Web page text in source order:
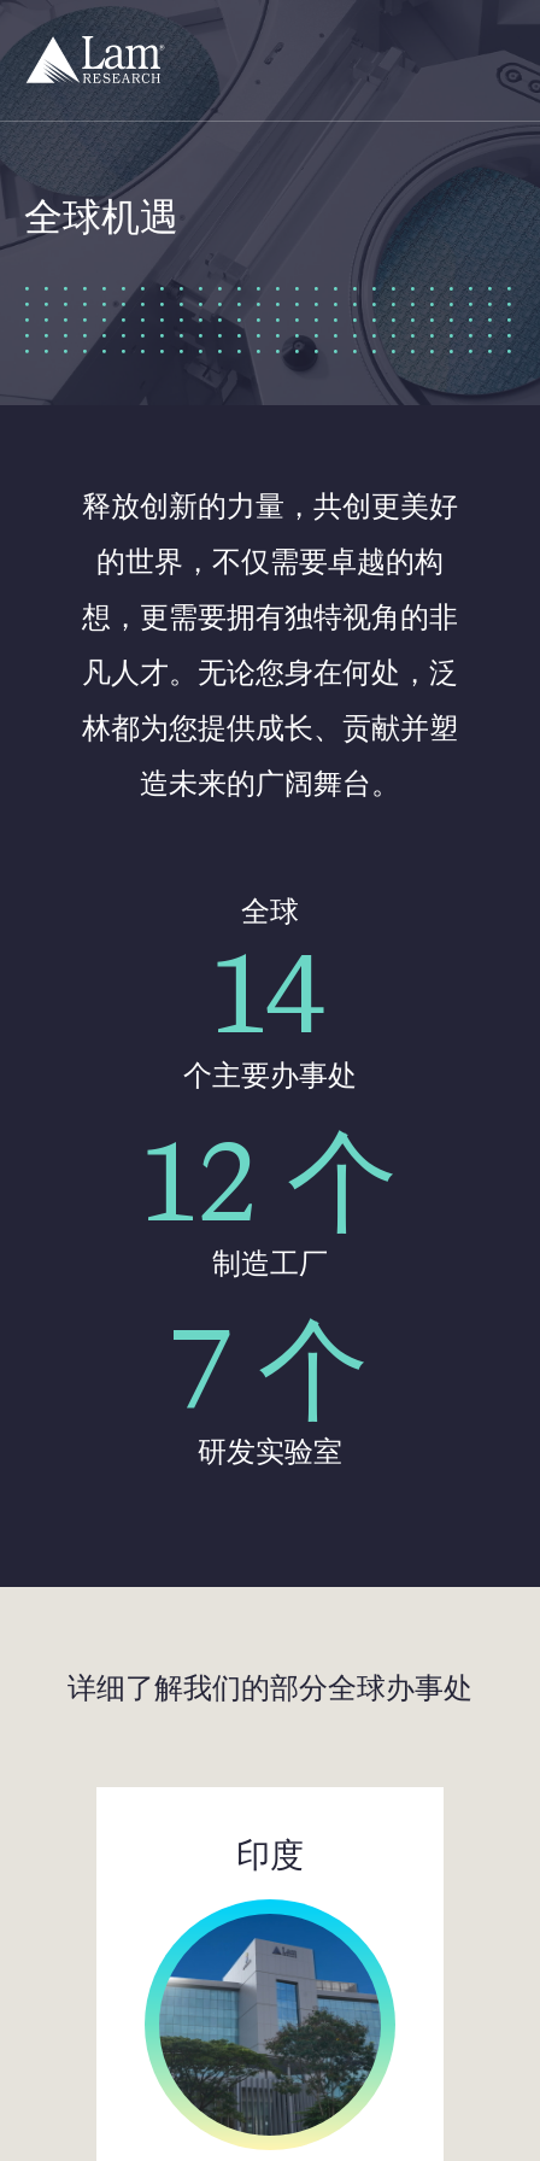
跳
内
容
全球机遇
释放创新的力量，共创更美好
的世界，不仅需要卓越的构
想，更需要拥有独特视角的非
凡人才。无论您身在何处，泛
林都为您提供成长、贡献并塑
造未来的广阔舞台。
全球
14
个主要办事处
12 个
制造工厂
7 个
研发实验室
详细了解我们的部分全球办事处
印度